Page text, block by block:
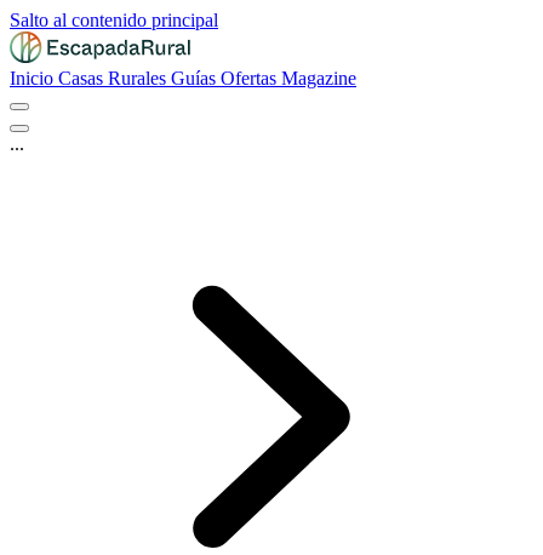
Salto al contenido principal
Inicio Casas Rurales Guías Ofertas Magazine
...